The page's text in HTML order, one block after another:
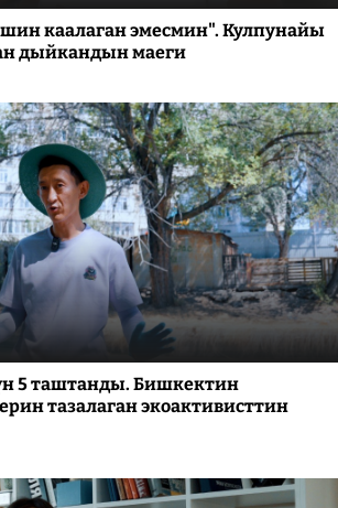
каалаган эмесмин". Кулпунайы
дыйкандын маеги
5 таштанды. Бишкектин
тазалаган экоактивисттин